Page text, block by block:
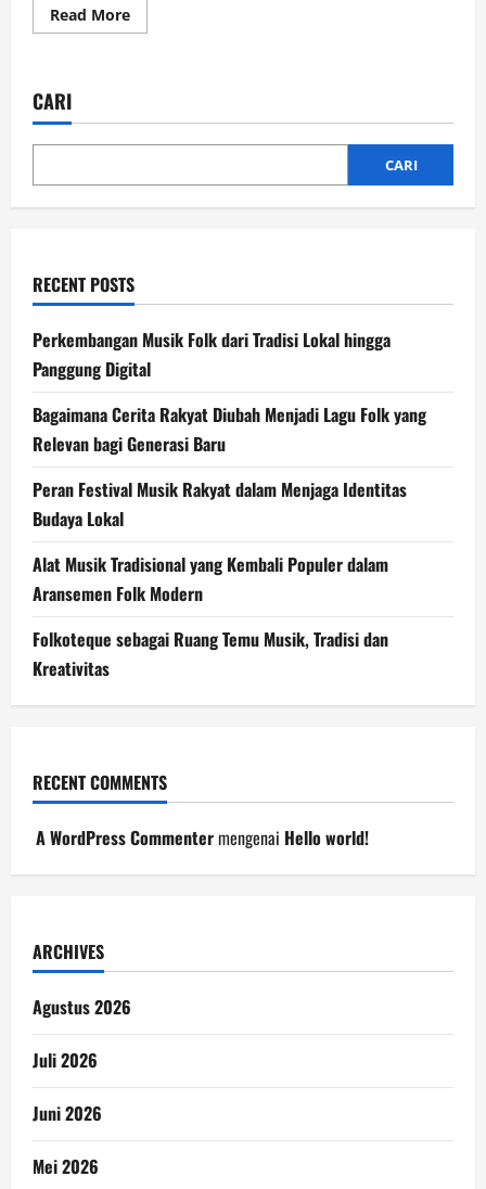
Read MoreRead
more
Folk
Tren
Hidup
CARI
CARI
RECENT POSTS
Perkembangan Musik Folk dari Tradisi Lokal hingga
Panggung Digital
Bagaimana Cerita Rakyat Diubah Menjadi Lagu Folk yang
Relevan bagi Generasi Baru
Peran Festival Musik Rakyat dalam Menjaga Identitas
Budaya Lokal
Alat Musik Tradisional yang Kembali Populer dalam
Aransemen Folk Modern
Folkoteque sebagai Ruang Temu Musik, Tradisi dan
Kreativitas
RECENT COMMENTS
A WordPress Commentermengenai Hello world!
ARCHIVES
Agustus 2026
Juli 2026
Juni 2026
Mei 2026